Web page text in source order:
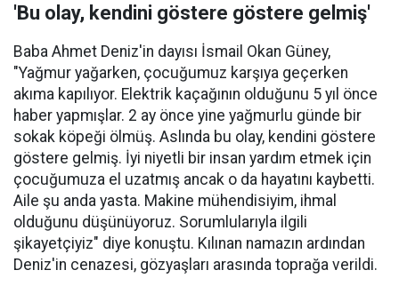
'Bu olay, kendini göstere göstere gelmiş'
Baba Ahmet Deniz'in dayısı İsmail Okan Güney,
"Yağmur yağarken, çocuğumuz karşıya geçerken
akıma kapılıyor. Elektrik kaçağının olduğunu 5 yıl önce
haber yapmışlar. 2 ay önce yine yağmurlu günde bir
sokak köpeği ölmüş. Aslında bu olay, kendini göstere
göstere gelmiş. İyi niyetli bir insan yardım etmek için
çocuğumuza el uzatmış ancak o da hayatını kaybetti.
Aile şu anda yasta. Makine mühendisiyim, ihmal
olduğunu düşünüyoruz. Sorumlularıyla ilgili
şikayetçiyiz" diye konuştu. Kılınan namazın ardından
Deniz'in cenazesi, gözyaşları arasında toprağa verildi.